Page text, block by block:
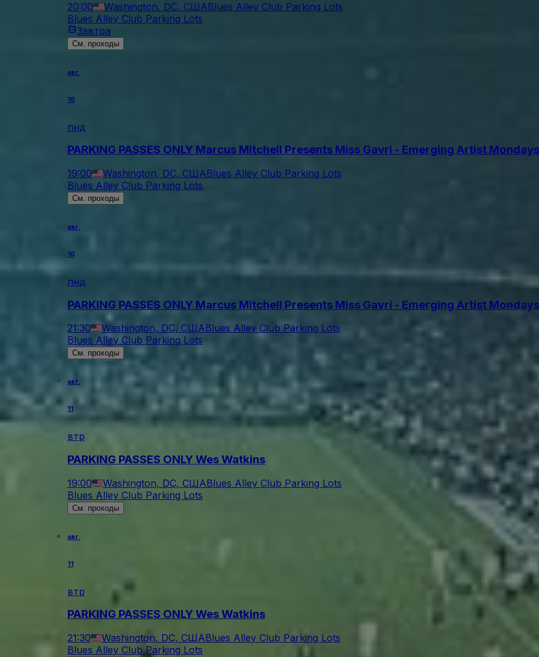
20:00 Washington, DC, СШАBlues Alley Club Parking Lots
Blues Alley Club Parking Lots
Завтра
См. проходы
авг.
10
пнд
PARKING PASSES ONLY Marcus Mitchell Presents Miss Gavri - Emerging Artist Mondays
19:00 Washington, DC, СШАBlues Alley Club Parking Lots
Blues Alley Club Parking Lots
См. проходы
авг.
10
пнд
PARKING PASSES ONLY Marcus Mitchell Presents Miss Gavri - Emerging Artist Mondays
21:30 Washington, DC, СШАBlues Alley Club Parking Lots
Blues Alley Club Parking Lots
См. проходы
авг.
11
втр
PARKING PASSES ONLY Wes Watkins
19:00 Washington, DC, СШАBlues Alley Club Parking Lots
Blues Alley Club Parking Lots
См. проходы
авг.
11
втр
PARKING PASSES ONLY Wes Watkins
21:30 Washington, DC, СШАBlues Alley Club Parking Lots
Blues Alley Club Parking Lots